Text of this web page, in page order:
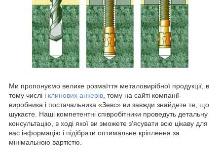
Ми пропонуємо велике розмаїття металовирібної продукції, в
тому числі і клинових анкерів , тому на сайті компанії-
виробника і постачальника «Зевс» ви завжди знайдете те, що
шукаєте. Наші компетентні співробітники проведуть детальну
консультацію, в ході якої ви зможете з'ясувати всю цікаву для
вас інформацію і підібрати оптимальне кріплення за
мінімальною вартістю.